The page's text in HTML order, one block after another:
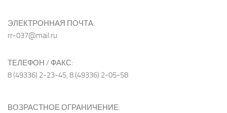
ЭЛЕКТРОННАЯ ПОЧТА:
rr-037@mail.ru
ТЕЛЕФОН / ФАКС:
8 (49336) 2-23-45, 8 (49336) 2-05-58
ВОЗРАСТНОЕ ОГРАНИЧЕНИЕ: